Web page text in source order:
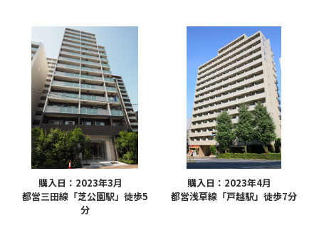
購入日：2023年3月
都営三田線「芝公園駅」徒歩5
分
購入日：2023年4月
都営浅草線「戸越駅」徒歩7分